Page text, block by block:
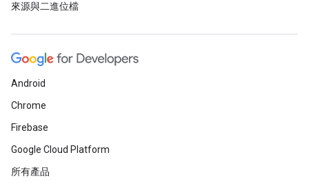
來源與二進位檔
Android
Chrome
Firebase
Google Cloud Platform
所有產品